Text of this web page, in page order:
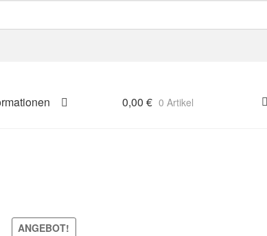
0,00€ 0 Artikel
ANGEBOT!